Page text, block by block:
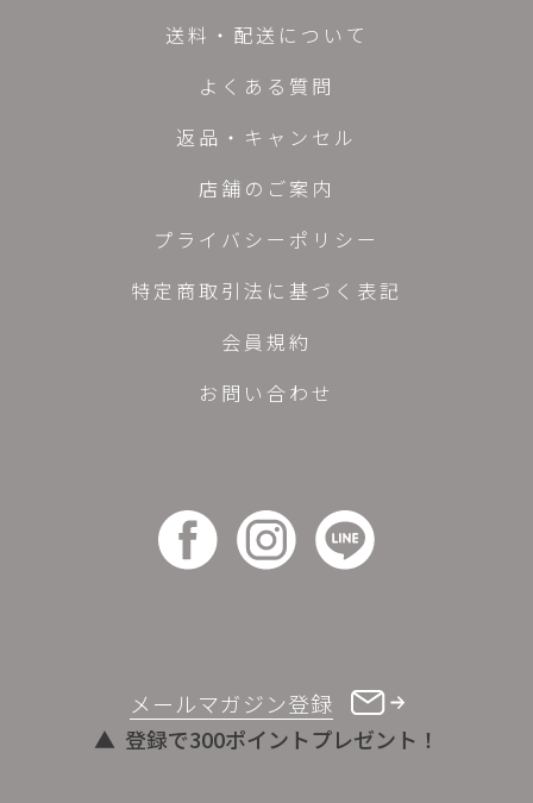
メールマガジン登録
登録で300ポイントプレゼント！
送料・配送について
よくある質問
返品・キャンセル
店舗のご案内
プライバシーポリシー
特定商取引法に基づく表記
会員規約
お問い合わせ